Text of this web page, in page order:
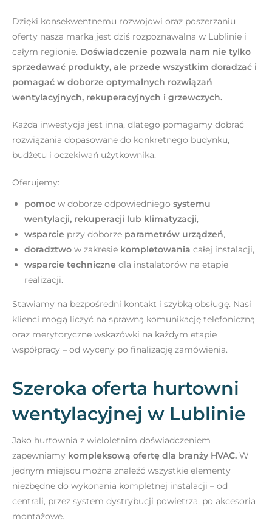
Dzięki konsekwentnemu rozwojowi oraz poszerzaniu
oferty nasza marka jest dziś rozpoznawalna w Lublinie i
całym regionie. Doświadczenie pozwala nam nie tylko
sprzedawać produkty, ale przede wszystkim doradzać i
pomagać w doborze optymalnych rozwiązań
wentylacyjnych, rekuperacyjnych i grzewczych.
Każda inwestycja jest inna, dlatego pomagamy dobrać
rozwiązania dopasowane do konkretnego budynku,
budżetu i oczekiwań użytkownika.
Oferujemy:
pomoc w doborze odpowiedniego systemu
wentylacji, rekuperacji lub klimatyzacji,
wsparcie przy doborze parametrów urządzeń,
doradztwo w zakresie kompletowania całej instalacji,
wsparcie techniczne dla instalatorów na etapie
realizacji.
Stawiamy na bezpośredni kontakt i szybką obsługę. Nasi
klienci mogą liczyć na sprawną komunikację telefoniczną
oraz merytoryczne wskazówki na każdym etapie
współpracy – od wyceny po finalizację zamówienia.
Szeroka oferta hurtowni
wentylacyjnej w Lublinie
Jako hurtownia z wieloletnim doświadczeniem
zapewniamy kompleksową ofertę dla branży HVAC. W
jednym miejscu można znaleźć wszystkie elementy
niezbędne do wykonania kompletnej instalacji – od
centrali, przez system dystrybucji powietrza, po akcesoria
montażowe.